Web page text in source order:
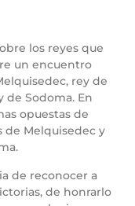
los reyes que
un encuentro
rey de
de Sodoma. En
opuestas de
de Melquisedec y
de reconocer a
de honrarlo